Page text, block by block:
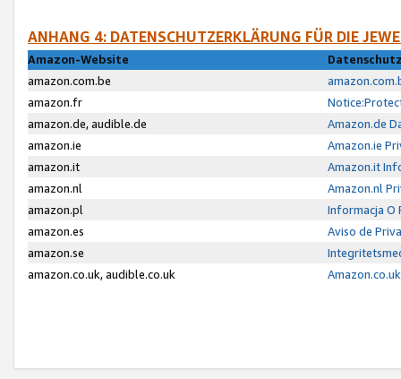
ANHANG 4: DATENSCHUTZERKLÄRUNG FÜR DIE
Amazon-Website
amazon.com.be
amazon.fr
amazon.de, audible.de
Amazon.de
amazon.ie
Amazon.ie
amazon.it
Amazon.it
amazon.nl
Amazon.nl
amazon.pl
Informacja O
amazon.es
Aviso de
amazon.se
amazon.co.uk, audible.co.uk